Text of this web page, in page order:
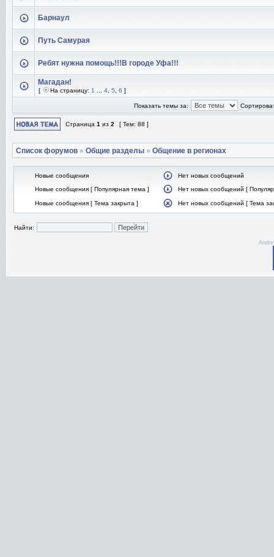
Барнаул
Путь Самурая
Ребят нужна помощь!!!В городе Уфа!!!
Магадан!
[ На страницу: 1 4 5 6 ]
Показать темы за:
Страница 1 из 2 [ Тем: 88 ]
Список форумов » Общие разделы » Общение в регионах
Новые сообщения
Нет новых сообщений
Новые сообщения [ Популярная тема ]
Нет новых сообщений [
Новые сообщения [ Тема закрыта ] Нет новых сообщений [ Тема
Найти: